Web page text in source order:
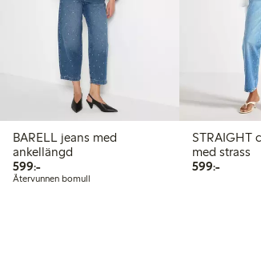
BARELL jeans med
ankellängd
599:-599,00 kr
Återvunnen bomull
STRAIGHT
med strass
599:-599,00 kr